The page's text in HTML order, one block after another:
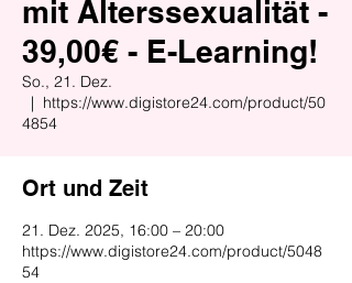
mit Alterssexualität -
39,00€ - E-Learning!
So., 21. Dez.
  |
https://www.digistore24.com/product/50
4854
Ort und Zeit
21. Dez. 2025, 16:00 – 20:00
https://www.digistore24.com/product/5048
54